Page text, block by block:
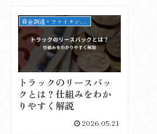
資金調達・ファイナンス戦略
トラックのリースバッ
クとは？仕組みをわか
りやすく解説
2026.05.21